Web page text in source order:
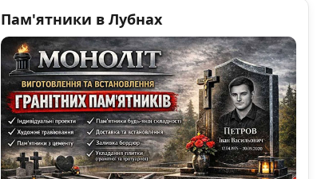
Пам'ятники в Лубнах